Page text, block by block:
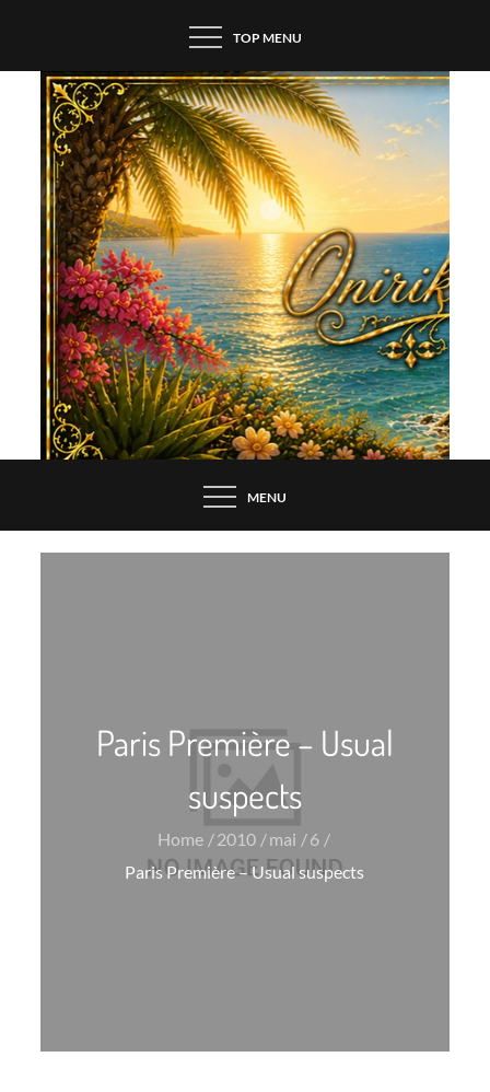
content
TOP MENU
MENU
Paris Première – Usual
suspects
Home 2010 mai
6
Paris Première – Usual suspects